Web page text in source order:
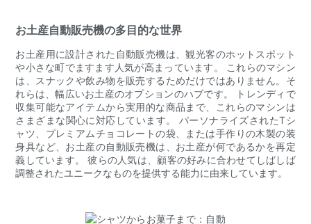
お土産自動販売機の多目的な世界
お土産用に設計された自動販売機は、観光客のホットスポット
や小さな町でますます人気が高まっています。 これらのマシン
は、スナックや飲み物を販売するためだけではありません。そ
れらは、幅広いお土産のオプションのハブです。 トレンディで
収集可能なアイテムから実用的な商品まで、これらのマシンは
さまざまな関心に対応しています。 パーソナライズされたTシ
ャツ、プレミアムチョコレートの袋、または手作りの木製の装
身具など、お土産の自動販売機は、お土産が何であるかを再定
義しています。 彼らの人気は、顧客の好みに合わせてしばしば
調整されたユニークなものを提供する能力に由来しています。